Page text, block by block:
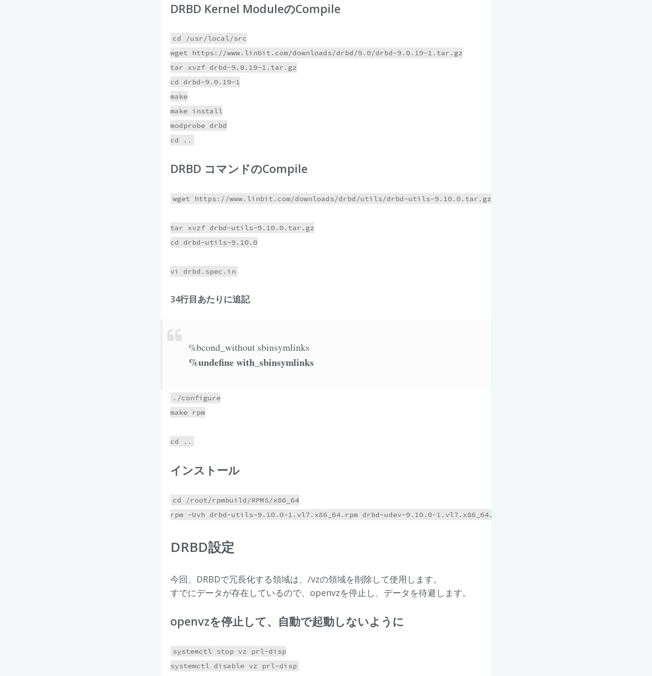
DRBD Kernel ModuleのCompile
cd /usr/local/src
wget https://www.linbit.com/downloads/drbd/9.0/drbd-9.0.19-1.tar.gz
tar xvzf drbd-9.0.19-1.tar.gz
cd drbd-9.0.19-1
make
make install
modprobe drbd
DRBD コマンドのCompile
wget https://www.linbit.com/downloads/drbd/utils/drbd-utils-9.10.0.tar.gz
tar xvzf drbd-utils-9.10.0.tar.gz
cd drbd-utils-9.10.0
34行目あたりに追記
%bcond_without sbinsymlinks
%undefine with_sbinsymlinks
./configure
make rpm
インストール
cd /root/rpmbuild/RPMS/x86_64
DRBD設定
今回、DRBDで冗長化する領域は、/vzの領域を削除して使用します。
すでにデータが存在しているので、openvzを停止し、データを待避します。
openvzを停止して、自動で起動しないように
systemctl stop vz prl-disp